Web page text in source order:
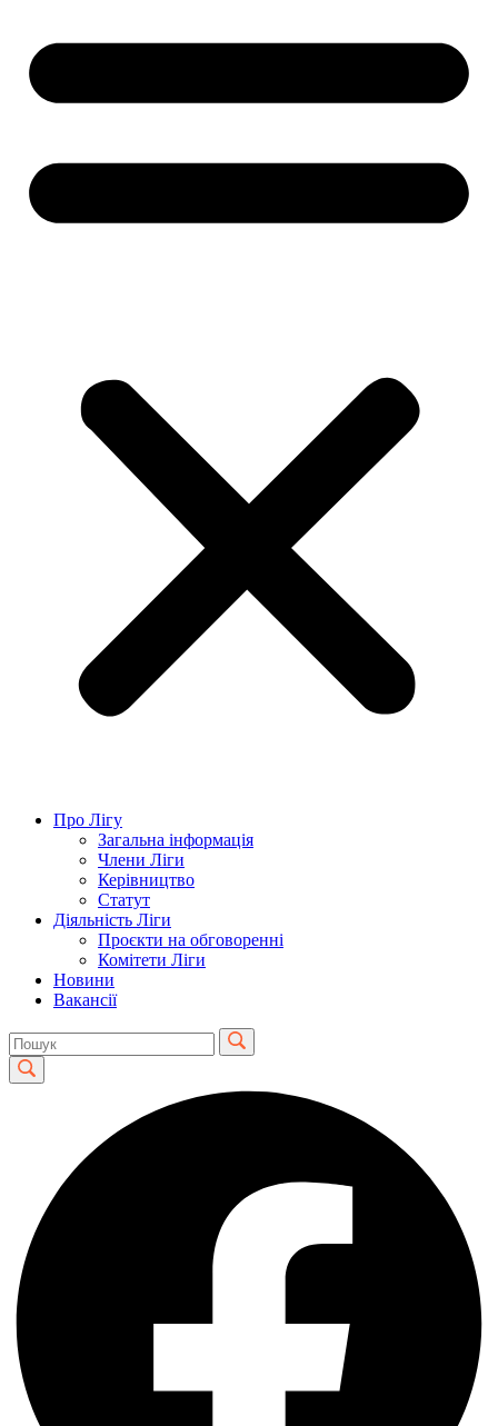
Про Лігу
Загальна інформація
Члени Ліги
Керівництво
Статут
Діяльність Ліги
Проєкти на обговоренні
Комітети Ліги
Новини
Вакансії